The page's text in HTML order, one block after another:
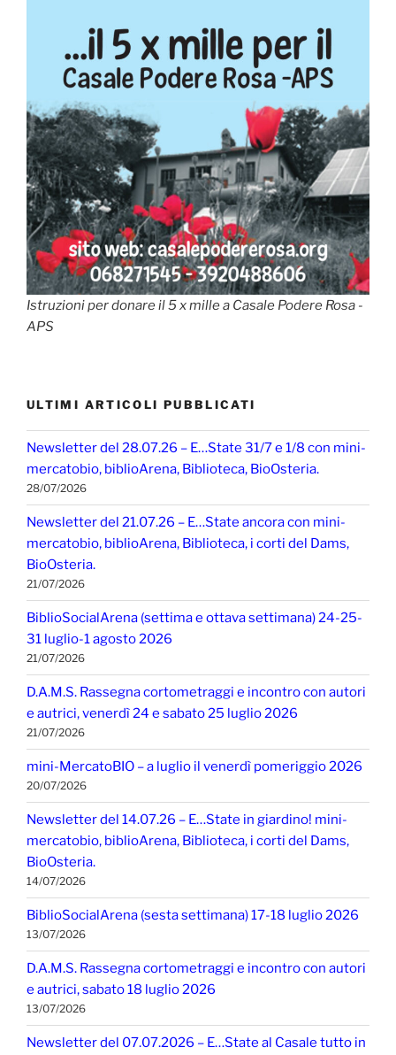
Istruzioni per donare il 5 x mille a Casale Podere Rosa -
APS
ULTIMI ARTICOLI PUBBLICATI
Newsletter del 28.07.26 – E…State 31/7 e 1/8 con mini-
mercatobio, biblioArena, Biblioteca, BioOsteria.
28/07/2026
Newsletter del 21.07.26 – E…State ancora con mini-
mercatobio, biblioArena, Biblioteca, i corti del Dams,
BioOsteria.
21/07/2026
BiblioSocialArena (settima e ottava settimana) 24-25-
31 luglio-1 agosto 2026
21/07/2026
D.A.M.S. Rassegna cortometraggi e incontro con autori
e autrici, venerdì 24 e sabato 25 luglio 2026
21/07/2026
mini-MercatoBIO – a luglio il venerdì pomeriggio 2026
20/07/2026
Newsletter del 14.07.26 – E…State in giardino! mini-
mercatobio, biblioArena, Biblioteca, i corti del Dams,
BioOsteria.
14/07/2026
BiblioSocialArena (sesta settimana) 17-18 luglio 2026
13/07/2026
D.A.M.S. Rassegna cortometraggi e incontro con autori
e autrici, sabato 18 luglio 2026
13/07/2026
Newsletter del 07.07.2026 – E…State al Casale tutto in